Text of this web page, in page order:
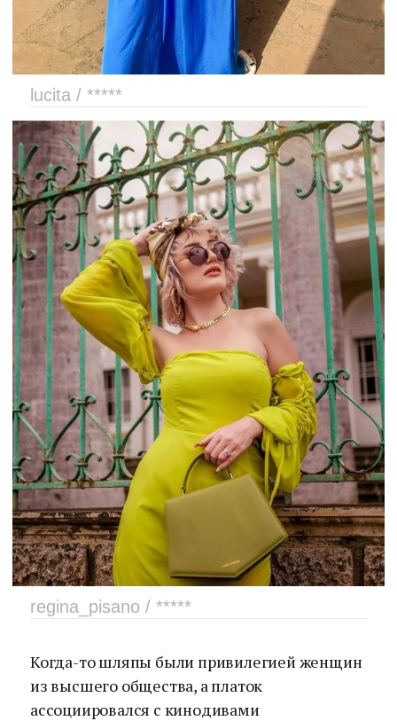
lucita / *****
regina_pisano / *****
Когда-то шляпы были привилегией женщин
из высшего общества, а платок
ассоциировался с кинодивами